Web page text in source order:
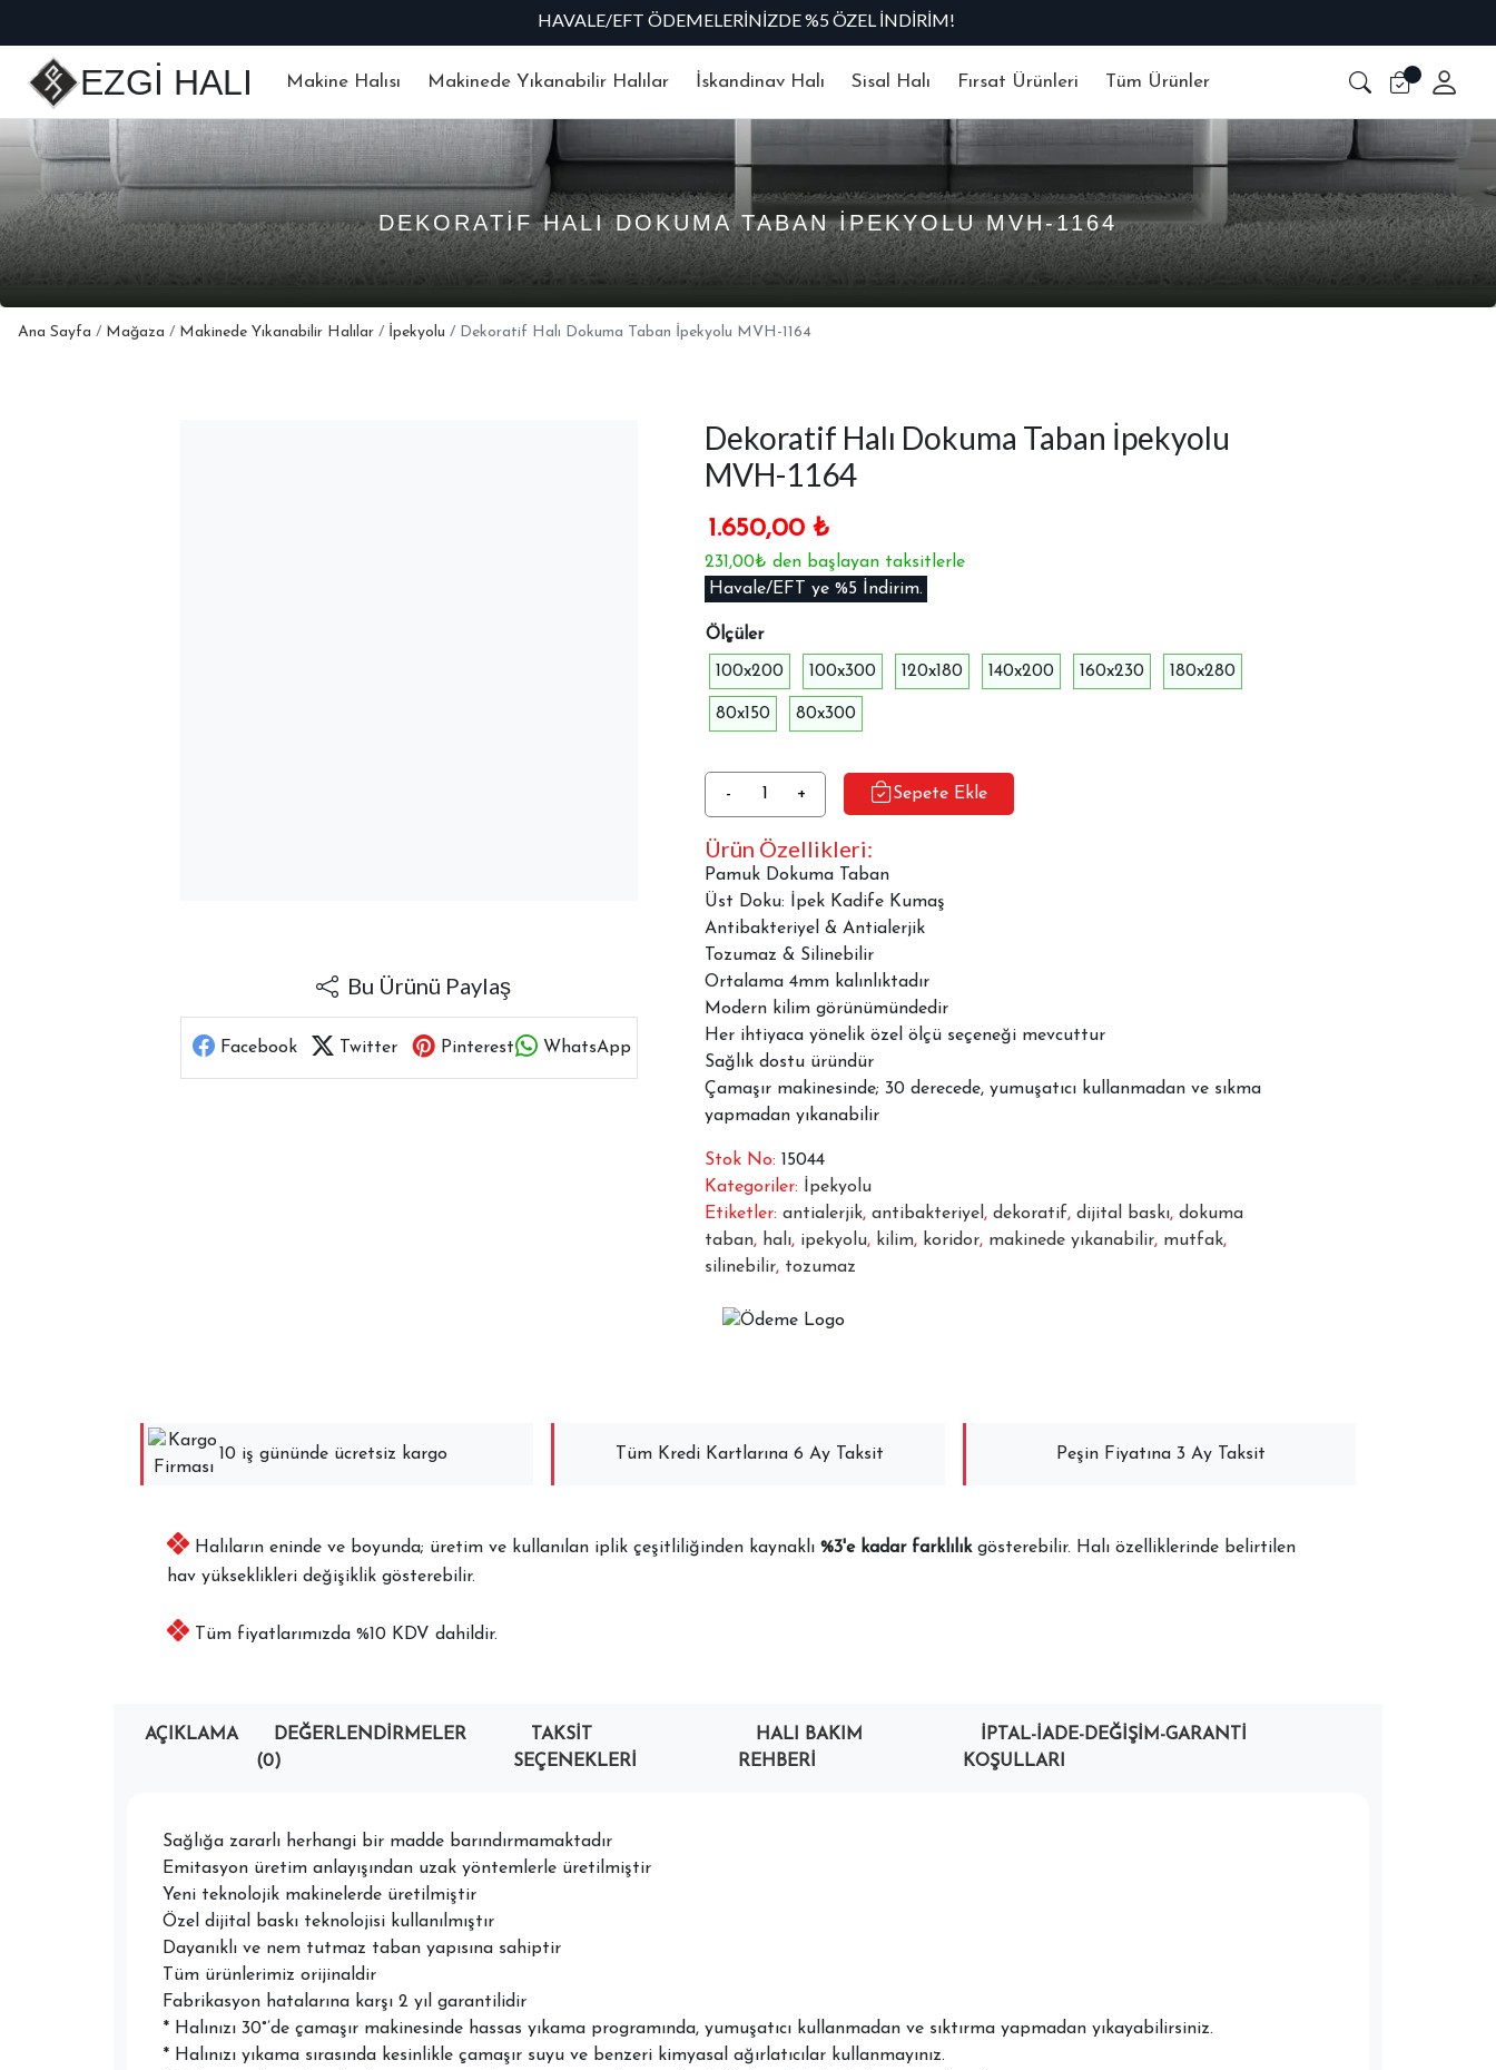
EZGİ HALI Makine Halısı Makinede Yıkanabilir Halılar İskandinav Halı Sisal Halı Fırsat Ürünleri Tüm Ürünler
DEKORATIF HALI DOKUMA TABAN İPEKYOLU MVH-1164
Ana Sayfa / Mağaza / Makinede Yıkanabilir Halılar / İpekyolu / Dekoratif Halı Dokuma Taban İpekyolu MVH-1164
Bu Ürünü Paylaş
Facebook Twitter Pinterest WhatsApp
Dekoratif Halı Dokuma Taban İpekyolu
MVH-1164
1.650,00 ₺
231,00₺ den başlayan taksitlerle
Havale/EFT ye %5 İndirim.
Ölçüler
100x200 100x300 120x180 140x200 160x230 180x280
80x150 80x300
-
Dekoratif
Halı
Dokuma
Taban
İpekyolu
MVH-
1164
adet
+ Sepete Ekle
Ürün Özellikleri:
Pamuk Dokuma Taban
Üst Doku: İpek Kadife Kumaş
Antibakteriyel & Antialerjik
Tozumaz & Silinebilir
Ortalama 4mm kalınlıktadır
Modern kilim görünümündedir
Her ihtiyaca yönelik özel ölçü seçeneği mevcuttur
Sağlık dostu üründür
Çamaşır makinesinde; 30 derecede, yumuşatıcı kullanmadan ve sıkma
yapmadan yıkanabilir
Stok No: 15044
Kategoriler:
İpekyolu
Etiketler: antialerjik, antibakteriyel , dekoratif, dijital baskı, dokuma
taban, halı, ipekyolu, kilim, koridor, makinede yıkanabilir, mutfak,
silinebilir, tozumaz
10 iş gününde ücretsiz kargo Tüm Kredi Kartlarına 6 Ay Taksit Peşin Fiyatına 3 Ay Taksit
Halıların eninde ve boyunda; üretim ve kullanılan iplik çeşitliliğinden kaynaklı %3'e kadar farklılıkgösterebilir. Halı özelliklerinde belirtilen
hav yükseklikleri değişiklik gösterebilir.
Tüm fiyatlarımızda %10 KDV dahildir.
AÇIKLAMA
DEĞERLENDIRMELER
(0)
TAKSIT
SEÇENEKLERI
HALI BAKIM
REHBERI
İPTAL-İADE-DEĞIŞIM-GARANTI
KOŞULLARI
Sağlığa zararlı herhangi bir madde barındırmamaktadır
Emitasyon üretim anlayışından uzak yöntemlerle üretilmiştir
Yeni teknolojik makinelerde üretilmiştir
Özel dijital baskı teknolojisi kullanılmıştır
Dayanıklı ve nem tutmaz taban yapısına sahiptir
Tüm ürünlerimiz orijinaldir
Fabrikasyon hatalarına karşı 2 yıl garantilidir
* Halınızı 30°’de çamaşır makinesinde hassas yıkama programında, yumuşatıcı kullanmadan ve sıktırma yapmadan yıkayabilirsiniz.
* Halınızı yıkama sırasında kesinlikle çamaşır suyu ve benzeri kimyasal ağırlatıcılar kullanmayınız.